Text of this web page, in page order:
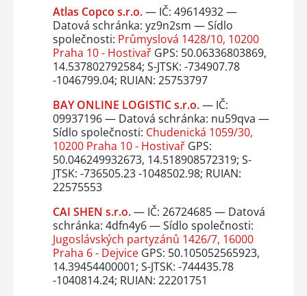
Atlas Copco s.r.o.— IČ: 49614932 —
Datová schránka: yz9n2sm — Sídlo
společnosti: Průmyslová 1428/10, 10200
Praha 10 - HostivařGPS: 50.06336803869,
14.537802792584; S-JTSK: -734907.78
-1046799.04; RUIAN: 25753797
BAY ONLINE LOGISTIC s.r.o.— IČ:
09937196 — Datová schránka: nu59qva —
Sídlo společnosti: Chudenická 1059/30,
10200 Praha 10 - HostivařGPS:
50.046249932673, 14.518908572319; S-
JTSK: -736505.23 -1048502.98; RUIAN:
22575553
CAI SHEN s.r.o.— IČ: 26724685 — Datová
schránka: 4dfn4y6 — Sídlo společnosti:
Jugoslávských partyzánů 1426/7, 16000
Praha 6 - DejviceGPS: 50.105052565923,
14.39454400001; S-JTSK: -744435.78
-1040814.24; RUIAN: 22201751